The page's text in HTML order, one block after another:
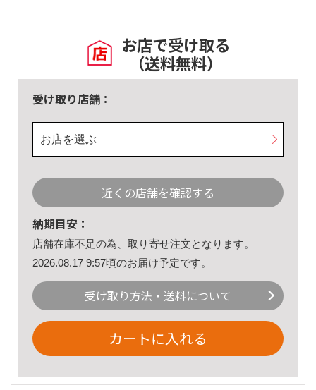
お店で受け取る
（送料無料）
受け取り店舗：
お店を選ぶ
近くの店舗を確認する
納期目安：
店舗在庫不足の為、取り寄せ注文となります。
2026.08.17 9:57頃のお届け予定です。
受け取り方法・送料について
カートに入れる